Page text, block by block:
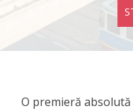
O premieră